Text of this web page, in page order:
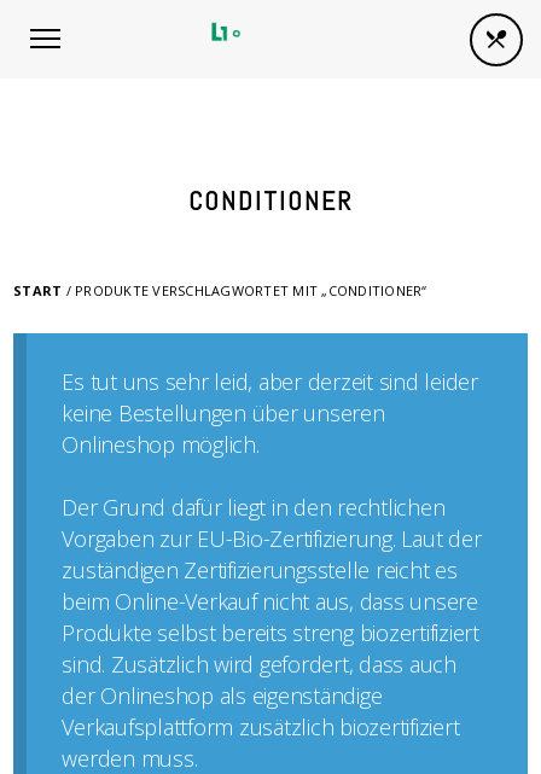
CONDITIONER
START / PRODUKTE VERSCHLAGWORTET MIT „CONDITIONER“
Es tut uns sehr leid, aber derzeit sind leider
keine Bestellungen über unseren
Onlineshop möglich.
Der Grund dafür liegt in den rechtlichen
Vorgaben zur EU-Bio-Zertifizierung. Laut der
zuständigen Zertifizierungsstelle reicht es
beim Online-Verkauf nicht aus, dass unsere
Produkte selbst bereits streng biozertifiziert
sind. Zusätzlich wird gefordert, dass auch
der Onlineshop als eigenständige
Verkaufsplattform zusätzlich biozertifiziert
werden muss.